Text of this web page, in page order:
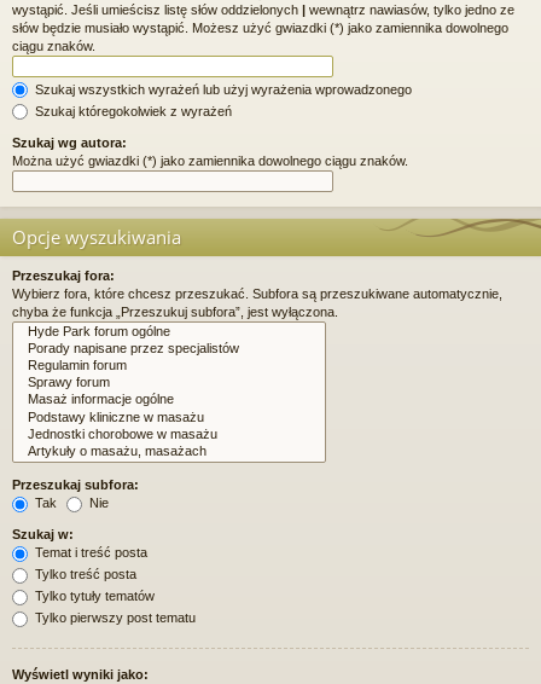
wystąpić. Jeśli umieścisz listę słów oddzielonych | wewnątrz nawiasów, tylko jedno ze
słów będzie musiało wystąpić. Możesz użyć gwiazdki (*) jako zamiennika dowolnego
ciągu znaków.
Szukaj wszystkich wyrażeń lub użyj wyrażenia wprowadzonego
Szukaj któregokolwiek z wyrażeń
Szukaj wg autora:
Można użyć gwiazdki (*) jako zamiennika dowolnego ciągu znaków.
Opcje wyszukiwania
Przeszukaj fora:
Wybierz fora, które chcesz przeszukać. Subfora są przeszukiwane automatycznie,
chyba że funkcja „Przeszukuj subfora”, jest wyłączona.
Przeszukaj subfora:
Tak
Nie
Szukaj w:
Temat i treść posta
Tylko treść posta
Tylko tytuły tematów
Tylko pierwszy post tematu
Wyświetl wyniki jako: